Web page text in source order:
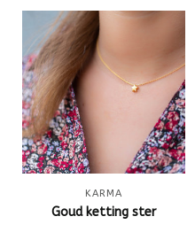
KARMA
Goud ketting ster